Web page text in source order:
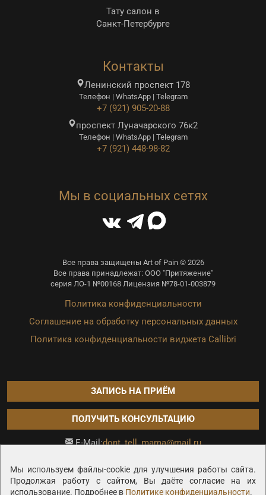
Мы используем файлы-cookie для улучшения работы сайта.
Продолжая работу с сайтом, Вы даёте согласие на их
использование. Подробнее в Политике конфиденциальности.
Тату салон в
Санкт-Петербурге
Контакты
Ленинский проспект 178
Телефон | WhatsApp | Telegram
+7 (921) 905-20-88
проспект Луначарского 76к2
Телефон | WhatsApp | Telegram
+7 (921) 448-98-82
Мы в социальных сетях
Все права защищены Art of Pain © 2026
Все права принадлежат: ООО "Притяжение"
серия ЛО-1 №00168 Лицензия №78-01-003879
Политика конфиденциальности
Соглашение на обработку персональных данных
Политика конфиденциальности виджета Callibri
ЗАПИСЬ НА ПРИЁМ
ПОЛУЧИТЬ КОНСУЛЬТАЦИЮ
E-Mail:dont_tell_mama@mail.ru